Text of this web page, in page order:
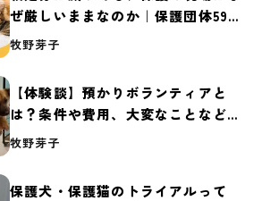
ぜ厳しいままなのか｜保護団体59団
体の実態調査【保護犬・保護猫白書
牧野芽子
【体験談】預かりボランティアと
は？条件や費用、大変なことなど紹
介
牧野芽子
保護犬・保護猫のトライアルって